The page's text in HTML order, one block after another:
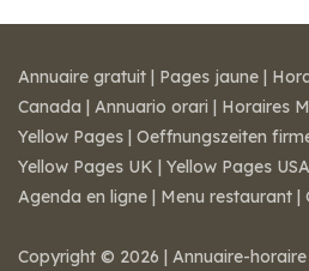
Annuaire gratuit | Pages jaune |
Canada | Annuario orari | Horaires
Yellow Pages | Oeffnungszeiten
Yellow Pages UK | Yellow Pages USA
Agenda en ligne | Menu restaurant |
Copyright © 2026 | Annuaire-horaire